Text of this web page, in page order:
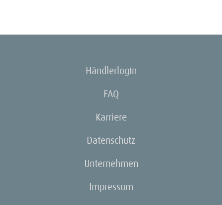
Händlerlogin
FAQ
Karriere
Datenschutz
Unternehmen
Impressum